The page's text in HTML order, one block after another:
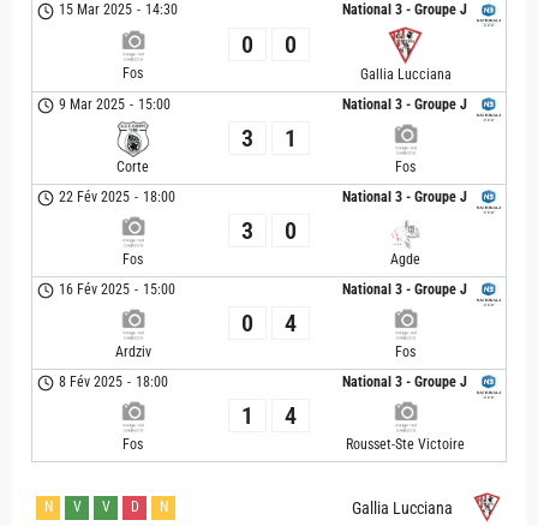
National 3 - Groupe J
15 Mar 2025 - 14:30
Fos
0 0
Gallia Lucciana
National 3 - Groupe J
9 Mar 2025 - 15:00
Corte
3 1
Fos
National 3 - Groupe J
22 Fév 2025 - 18:00
Fos
3 0
Agde
National 3 - Groupe J
16 Fév 2025 - 15:00
Ardziv
0 4
Fos
National 3 - Groupe J
8 Fév 2025 - 18:00
Fos
1 4
Rousset-Ste Victoire
Gallia Lucciana
N V V D N